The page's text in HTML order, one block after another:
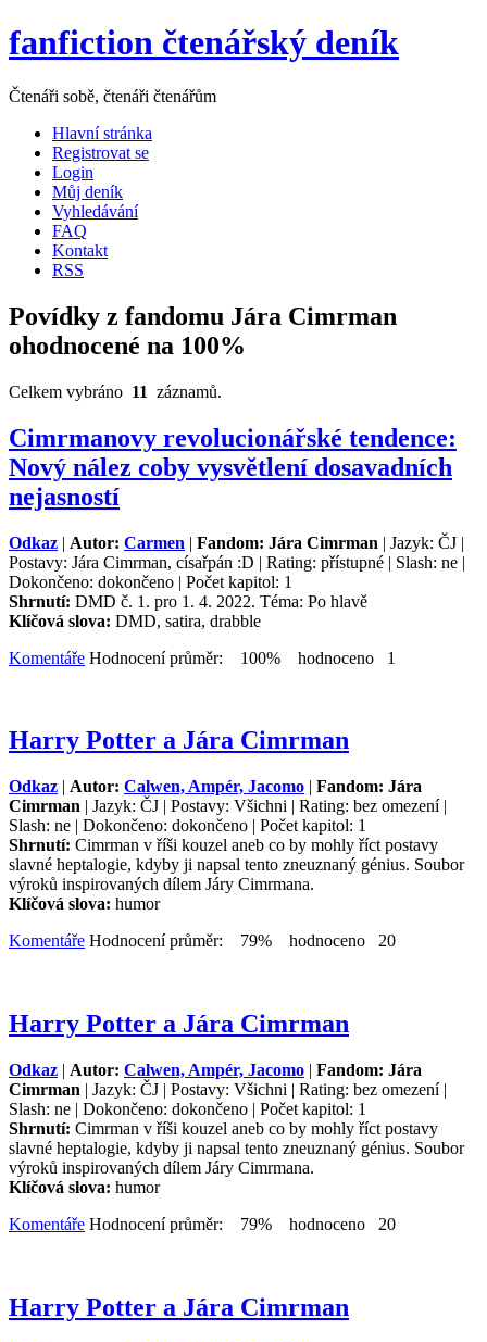
fanfiction čtenářský deník
Čtenáři sobě, čtenáři čtenářům
Hlavní stránka
Registrovat se
Login
Můj deník
Vyhledávání
FAQ
Kontakt
RSS
Povídky z fandomu Jára Cimrman
ohodnocené na 100%
Celkem vybráno 11 záznamů.
Cimrmanovy revolucionářské tendence:
Nový nález coby vysvětlení dosavadních
nejasností
Odkaz | Autor: Carmen | Fandom: Jára Cimrman | Jazyk: ČJ |
Postavy: Jára Cimrman, císařpán :D | Rating: přístupné | Slash: ne |
Dokončeno: dokončeno | Počet kapitol: 1
Shrnutí: DMD č. 1. pro 1. 4. 2022. Téma: Po hlavě
Klíčová slova: DMD, satira, drabble
Komentáře Hodnocení průměr: 100% hodnoceno 1
Harry Potter a Jára Cimrman
Odkaz | Autor: Calwen, Ampér, Jacomo | Fandom: Jára
Cimrman | Jazyk: ČJ | Postavy: Všichni | Rating: bez omezení |
Slash: ne | Dokončeno: dokončeno | Počet kapitol: 1
Shrnutí: Cimrman v říši kouzel aneb co by mohly říct postavy
slavné heptalogie, kdyby ji napsal tento zneuznaný génius. Soubor
výroků inspirovaných dílem Járy Cimrmana.
Klíčová slova: humor
Komentáře Hodnocení průměr: 79% hodnoceno 20
Harry Potter a Jára Cimrman
Odkaz | Autor: Calwen, Ampér, Jacomo | Fandom: Jára
Cimrman | Jazyk: ČJ | Postavy: Všichni | Rating: bez omezení |
Slash: ne | Dokončeno: dokončeno | Počet kapitol: 1
Shrnutí: Cimrman v říši kouzel aneb co by mohly říct postavy
slavné heptalogie, kdyby ji napsal tento zneuznaný génius. Soubor
výroků inspirovaných dílem Járy Cimrmana.
Klíčová slova: humor
Komentáře Hodnocení průměr: 79% hodnoceno 20
Harry Potter a Jára Cimrman